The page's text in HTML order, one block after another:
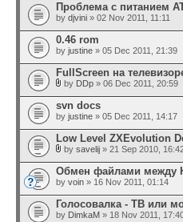
Проблема с питанием
by djvini » 02 Nov 2011, 11:11
0.46 rom
by justine » 05 Dec 2011, 21:39
FullScreen на
by DDp » 06 Dec 2011, 20:59
svn docs
by justine » 05 Dec 2011, 14:17
Low Level ZXEvolution
by savelij » 21 Sep 2010,
Обмен файлами между
by voin » 16 Nov 2011, 01:14
Голосовалка - ТВ или
by DimkaM » 18 Nov 2011,